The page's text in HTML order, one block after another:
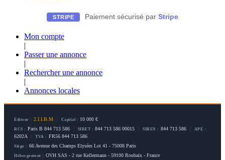
STRIPE Paiement sécurisé par Stripe
Mon compte
|
Passer une annonce
|
Rechercher une annonce
|
Annonces locales
Éditeur : 2.I.I.B.M Capital : 10 000 €
RCS : Paris B 844 713 586 SIRET : 844 713 586 00015 SIREN : 844 713 586 APE :
6202A TVA : FR56 844 713 586
Siège : 66 Avenue des Champs Elysées Lot 41 - 75008 Paris
Hébergement : OVH SAS - 2 rue Kellermann - 59100 Roubaix - France